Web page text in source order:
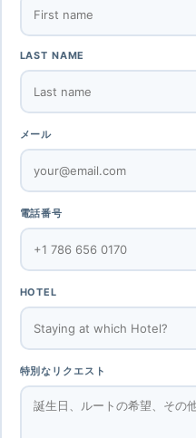
LAST NAME
メール
電話番号
HOTEL
特別なリクエスト